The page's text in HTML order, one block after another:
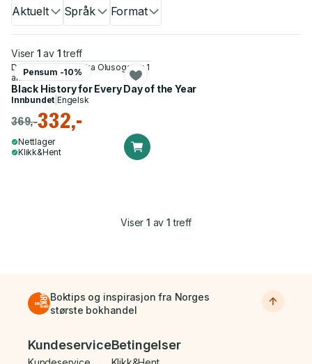
Aktuelt Språk Format
Viser 1 av 1 treff
Pensum -10%
David Olusoga, Yinka Olusoga og 1
annen
Black History for Every Day of the Year
Innbundet |Engelsk
369,-332,-
Nettlager
Klikk&Hent
Viser1 av 1 treff
Boktips og inspirasjon fra Norges
største bokhandel
Bunnmeny
KundeserviceBetingelser